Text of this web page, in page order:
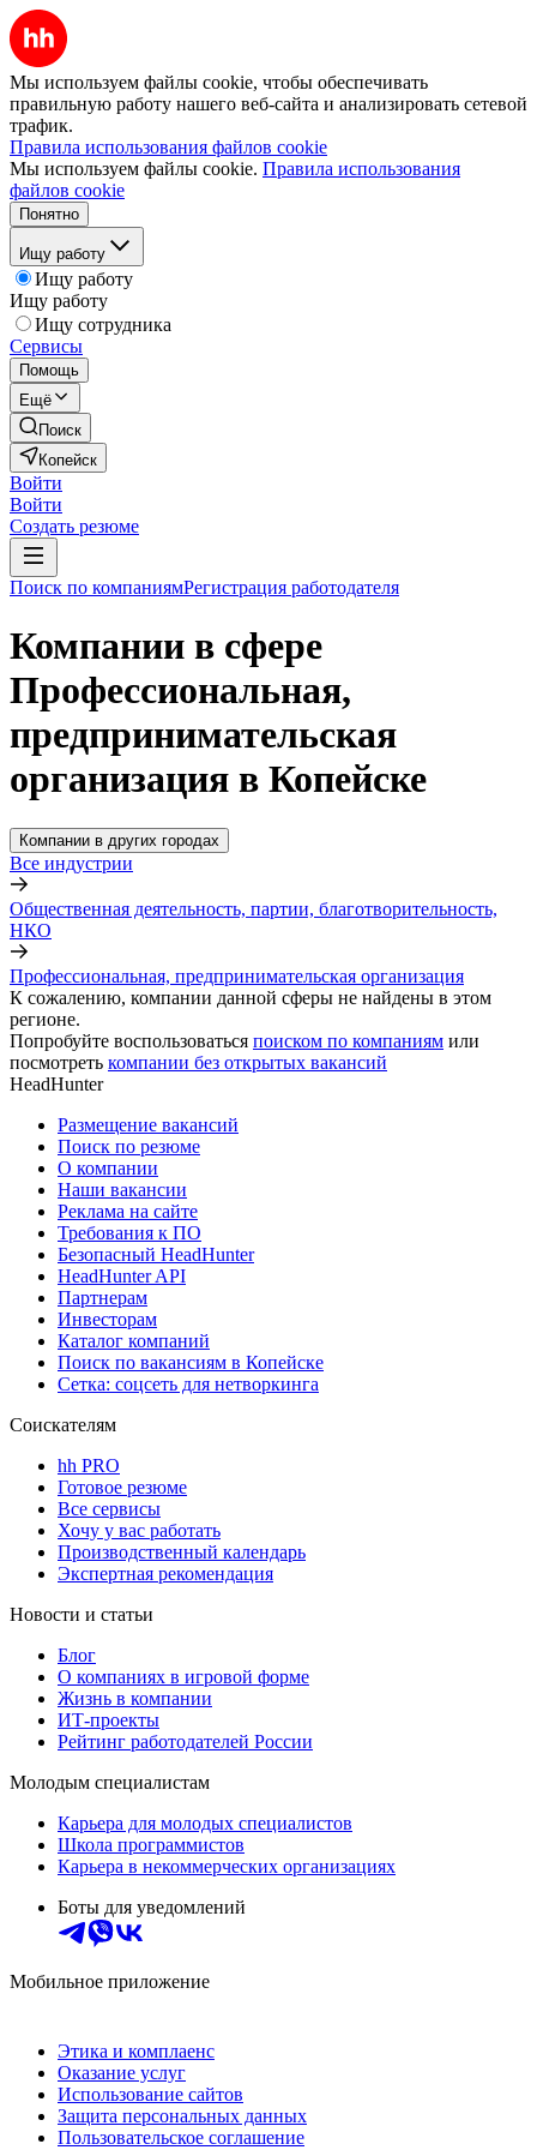
Мы используем файлы cookie, чтобы обеспечивать
правильную работу нашего веб-сайта и анализировать сетевой
трафик.
Правила использования файлов cookie
Мы используем файлы cookie. Правила использования
файлов cookie
Понятно
Ищу работу
Ищу работу
Ищу работу
Ищу сотрудника
Сервисы
Помощь
Ещё
Поиск
Копейск
Войти
Войти
Создать резюме
Поиск по компаниямРегистрация работодателя
Компании в сфере
Профессиональная,
предпринимательская
организация в Копейске
Компании в других городах
Все индустрии
Общественная деятельность, партии, благотворительность,
НКО
Профессиональная, предпринимательская организация
К сожалению, компании данной сферы не найдены в этом
регионе.
Попробуйте воспользоваться поиском по компаниям или
посмотреть компании без открытых вакансий
HeadHunter
Размещение вакансий
Поиск по резюме
О компании
Наши вакансии
Реклама на сайте
Требования к ПО
Безопасный HeadHunter
HeadHunter API
Партнерам
Инвесторам
Каталог компаний
Поиск по вакансиям в Копейске
Сетка: соцсеть для нетворкинга
Соискателям
hh PRO
Готовое резюме
Все сервисы
Хочу у вас работать
Производственный календарь
Экспертная рекомендация
Новости и статьи
Блог
О компаниях в игровой форме
Жизнь в компании
ИТ-проекты
Рейтинг работодателей России
Молодым специалистам
Карьера для молодых специалистов
Школа программистов
Карьера в некоммерческих организациях
Боты для уведомлений
Мобильное приложение
Этика и комплаенс
Оказание услуг
Использование сайтов
Защита персональных данных
Пользовательское соглашение